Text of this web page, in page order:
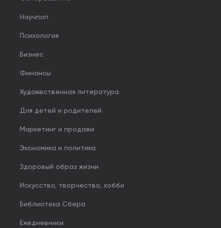
Научпоп
Психология
Бизнес
Финансы
Художественная литература
Для детей и родителей
Маркетинг и продажи
Экономика и политика
Здоровый образ жизни
Искусство, творчество, хобби
Библиотека Сбера
Ежедневники